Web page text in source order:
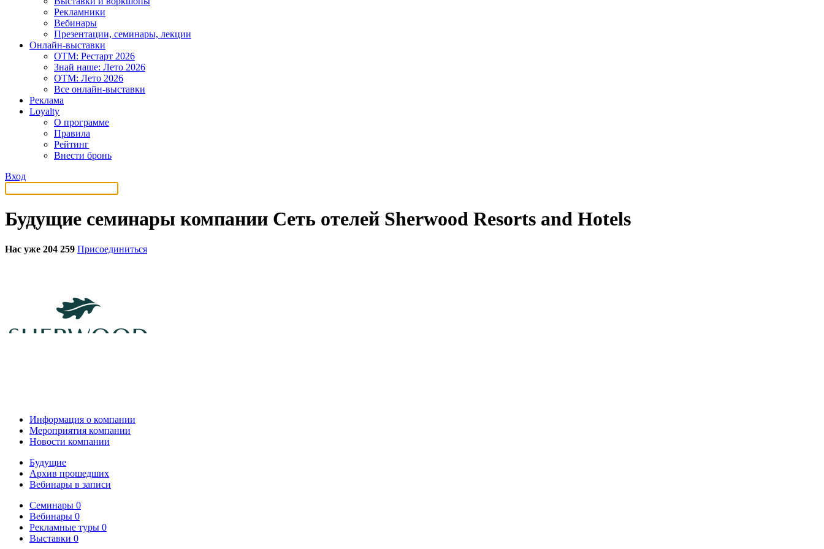
Рекламники
Вебинары
Презентации, семинары, лекции
Онлайн-выставки
OTM: Рестарт 2026
Знай наше: Лето 2026
OTM: Лето 2026
Все онлайн-выставки
Реклама
Loyalty
О программе
Правила
Рейтинг
Внести бронь
Вход
Будущие семинары компании Сеть отелей Sherwood Resorts and Hotels
Нас уже 204 259 Присоединиться
Информация о компании
Мероприятия компании
Новости компании
Будущие
Архив прошедших
Вебинары в записи
Семинары 0
Вебинары 0
Рекламные туры 0
Выставки 0